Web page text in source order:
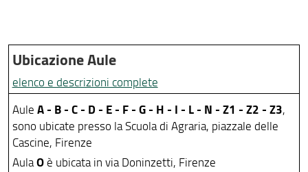
Ubicazione Aule
elenco e descrizioni complete
Aule A - B - C - D - E - F - G - H - I - L - N - Z1 - Z2 - Z3,
sono ubicate presso la Scuola di Agraria, piazzale delle
Cascine, Firenze
AulaOè ubicata in via Doninzetti, Firenze